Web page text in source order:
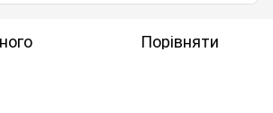
Порівняти